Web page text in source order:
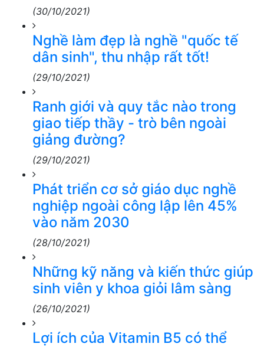
(30/10/2021)
Nghề làm đẹp là nghề "quốc tế
dân sinh", thu nhập rất tốt!
(29/10/2021)
Ranh giới và quy tắc nào trong
giao tiếp thầy - trò bên ngoài
giảng đường?
(29/10/2021)
Phát triển cơ sở giáo dục nghề
nghiệp ngoài công lập lên 45%
vào năm 2030
(28/10/2021)
Những kỹ năng và kiến thức giúp
sinh viên y khoa giỏi lâm sàng
(26/10/2021)
Lợi ích của Vitamin B5 có thể